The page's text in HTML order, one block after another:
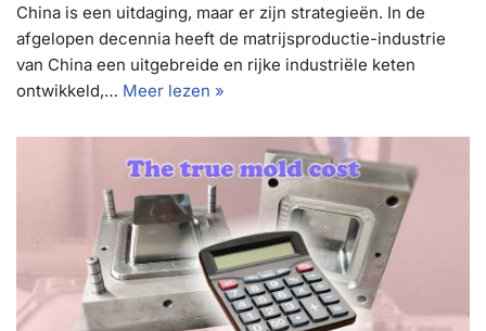
China is een uitdaging, maar er zijn strategieën. In de
afgelopen decennia heeft de matrijsproductie-industrie
van China een uitgebreide en rijke industriële keten
ontwikkeld,… Meer lezen »